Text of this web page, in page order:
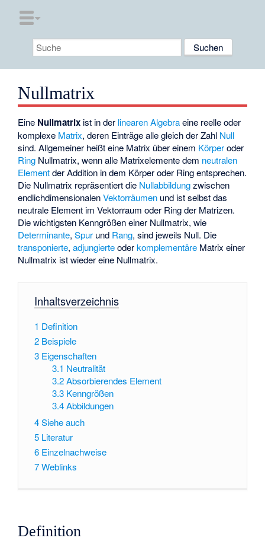
Nullmatrix
Eine Nullmatrix ist in der linearen Algebraeine reelle oder
komplexe Matrix, deren Einträge alle gleich der Zahl Null
sind. Allgemeiner heißt eine Matrix über einem Körperoder
Ring Nullmatrix, wenn alle Matrixelemente dem neutralen
Elementder Addition in dem Körper oder Ring entsprechen.
Die Nullmatrix repräsentiert die Nullabbildungzwischen
endlichdimensionalenVektorräumen und ist selbst das
neutrale Element im Vektorraum oder Ring der Matrizen.
Die wichtigsten Kenngrößen einer Nullmatrix, wie
Determinante,Spur und Rang, sind jeweils Null. Die
transponierte,adjungierteoderkomplementäre Matrix einer
Nullmatrix ist wieder eine Nullmatrix.
Inhaltsverzeichnis
1 Definition
2 Beispiele
3 Eigenschaften
3.1 Neutralität
3.2 Absorbierendes Element
3.3 Kenngrößen
3.4 Abbildungen
4Siehe auch
5 Literatur
6 Einzelnachweise
7Weblinks
Definition